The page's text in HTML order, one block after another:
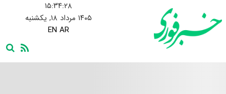
۱۵:۳۴:۲۹
۱۴۰۵ مرداد ۱۸, یکشنبه
EN AR